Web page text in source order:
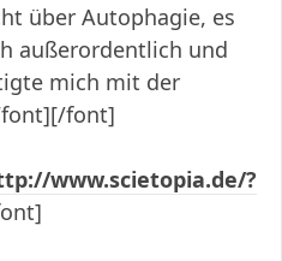
über Autophagie, es
außerordentlich und
mich mit der
font]
www.scietopia.de/?